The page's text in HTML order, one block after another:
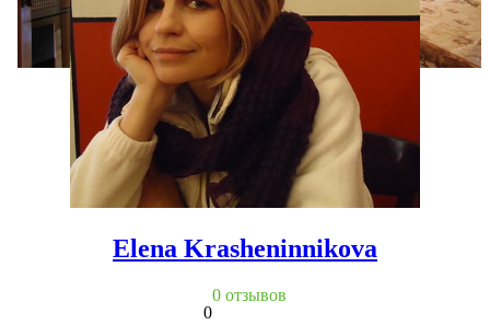
Elena Krasheninnikova
0
0 отзывов